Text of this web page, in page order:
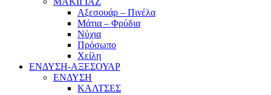
Αξεσουάρ – Πινέλα
Μάτια – Φρύδια
Νύχια
Πρόσωπο
Χείλη
ΕΝΔΥΣΗ-ΑΞΕΣΟΥΑΡ
ΕΝΔΥΣΗ
ΚΑΛΤΣΕΣ